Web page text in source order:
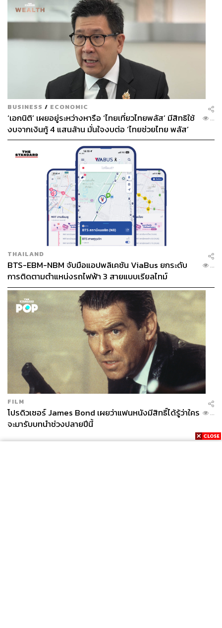
ABOUT THE AUTHOR
อนุชิต ไกรวิจิตร
Content Creator ประจำกองบรรณาธิการข่าว
กีฬา สำนักข่าว THE STANDARD ผู้มีงาน
อดิเรกคือการสัมภาษณ์ BNK48
BUSINESS / ECONOMIC
‘เอกนิติ’ เผยอยู่ระหว่างหารือ ‘ไทยเที่ยวไทยพลัส’ มีสิทธิใช้
งบจากเงินกู้ 4 แสนล้าน มั่นใจงบต่อ ‘ไทยช่วยไทย พลัส’
เฟส 2 มีเพียงพอ
...
THAILAND
BTS-EBM-NBM จับมือแอปพลิเคชัน ViaBus ยกระดับ
การติดตามตำแหน่งรถไฟฟ้า 3 สายแบบเรียลไทม์
...
FILM
โปรดิวเซอร์ James Bond เผยว่าแฟนหนังมีสิทธิ์ได้รู้ว่าใคร
จะมารับบทนำช่วงปลายปีนี้
...